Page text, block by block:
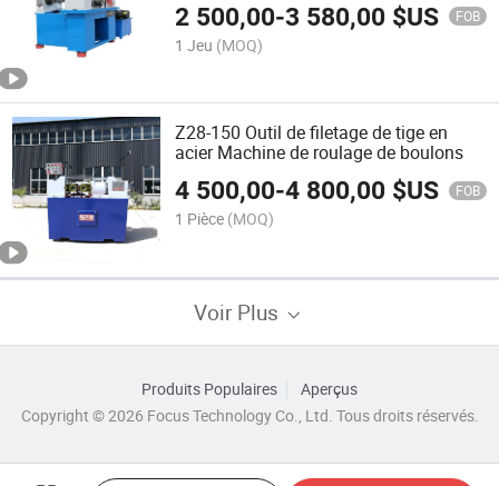
2 500,00-3 580,00 $US FOB
1 Jeu (MOQ)
Z28-150 Outil de filetage de tige en
acier Machine de roulage de boulons
4 500,00-4 800,00 $US FOB
1 Pièce (MOQ)
Voir Plus
Produits Populaires
Aperçus
Copyright © 2026 Focus Technology Co., Ltd. Tous droits réservés.